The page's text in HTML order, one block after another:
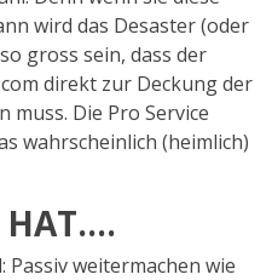
wird das Desaster (oder
gross sein, dass der
direkt zur Deckung der
muss. Die Pro Service
wahrscheinlich (heimlich)
HAT….
Passiv weitermachen wie